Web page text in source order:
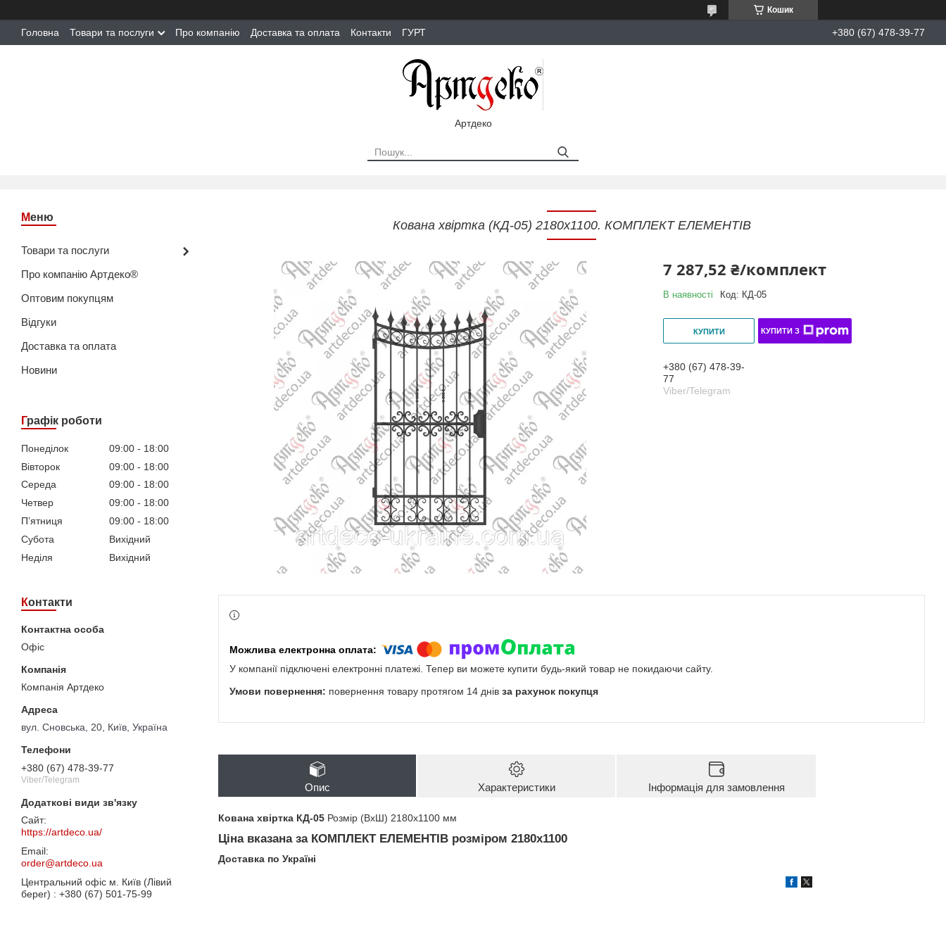
Кошик
Головна Товари та послуги Про компанію Доставка та оплата Контакти ГУРТ +380 (67) 478-39-77
Артдеко
Товари та послуги
Про компанію Артдеко®
Оптовим покупцям
Відгуки
Доставка та оплата
Новини
Графік роботи
Понеділок 09:00
18:00
Вівторок
09:00
18:00
Середа
09:00
18:00
Четвер
09:00
18:00
Пʼятниця
09:00
18:00
Субота
Вихідний
Неділя
Вихідний
Контакти
Офіс
Компанія Артдеко
вул. Сновська, 20, Київ, Україна
+380 (67) 478-39-77
Viber/Telegram
https://artdeco.ua/
order@artdeco.ua
Центральний офіс м. Київ (Лівий
берег)
+380 (67) 501-75-99
Кована хвіртка (КД-05) 2180х1100. КОМПЛЕКТ ЕЛЕМЕНТІВ
7 287,52 ₴/комплект
В наявності Код: КД-05
КУПИТИ КУПИТИ З
+380 (67) 478-39-
77
Viber/Telegram
У компанії підключені електронні платежі. Тепер ви можете купити будь-який товар не покидаючи сайту.
повернення товару протягом 14 днів за рахунок покупця
Опис Характеристики Інформація для замовлення
Кована хвіртка КД-05 Розмір (ВхШ) 2180х1100 мм
Ціна вказана за КОМПЛЕКТ ЕЛЕМЕНТІВ розміром 2180х1100
Доставка по Україні